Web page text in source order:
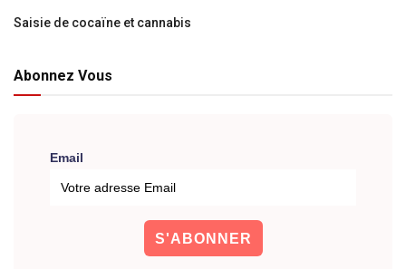
Saisie de cocaïne et cannabis
Abonnez Vous
Email